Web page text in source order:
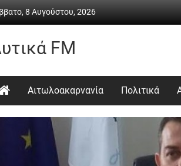
8 Αυγούστου, 2026
FM
Αιτωλοακαρνανία Πολιτικά